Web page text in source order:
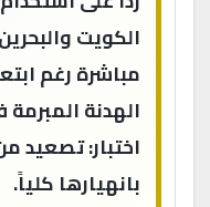
الكويت
الهدنة المبرمة
اختبار: تصعيد
بانهيارها كلياً.